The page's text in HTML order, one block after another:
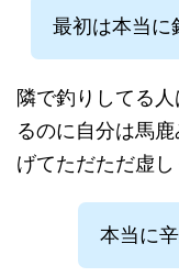
最初は本当
隣で釣りしてる
るのに自分は馬
げてただただ虚し
本当に